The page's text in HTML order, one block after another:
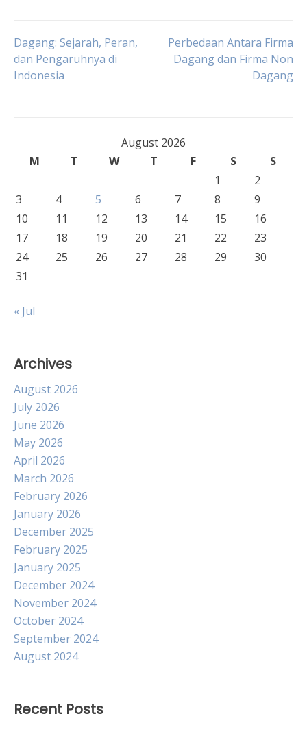
Post
navigation
Dagang: Sejarah, Peran,
dan Pengaruhnya di
Indonesia
Perbedaan Antara Firma
Dagang dan Firma Non
Dagang
August 2026
M
T W T F S
S
1
2
3
4 5 6 7 8
9
10
11 12 13 14 15
16
17
18 19 20 21 22
23
24
25 26 27 28 29
30
31
« Jul
Archives
August 2026
July 2026
June 2026
May 2026
April 2026
March 2026
February 2026
January 2026
December 2025
February 2025
January 2025
December 2024
November 2024
October 2024
September 2024
August 2024
Recent Posts